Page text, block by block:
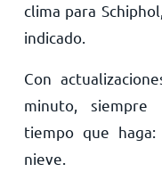
clima para
indicado.
Con
minuto, siempre
tiempo que
nieve.